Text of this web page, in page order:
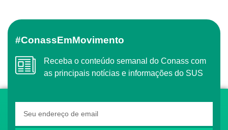
#ConassEmMovimento
Receba o conteúdo semanal do Conass com
as principais notícias e informações do SUS